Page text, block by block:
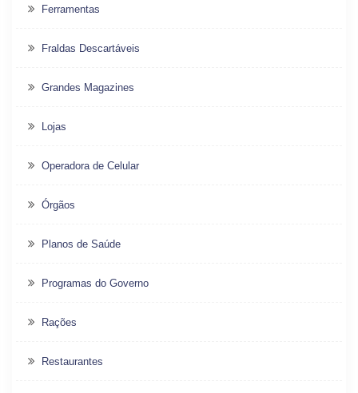
Ferramentas
Fraldas Descartáveis
Grandes Magazines
Lojas
Operadora de Celular
Órgãos
Planos de Saúde
Programas do Governo
Rações
Restaurantes